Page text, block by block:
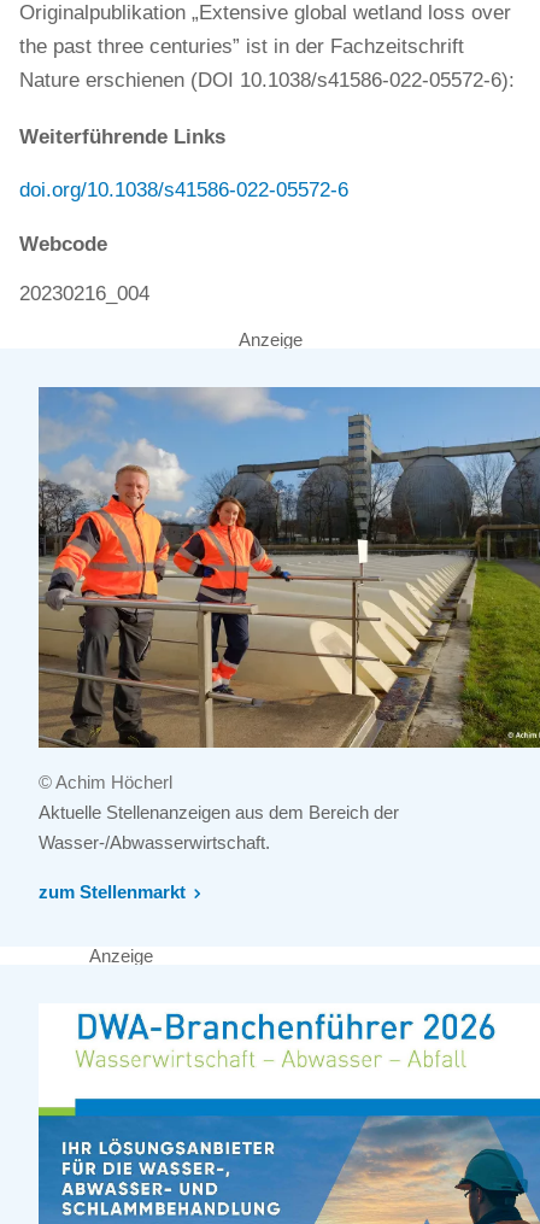
Originalpublikation „Extensive global wetland loss over
the past three centuries” ist in der Fachzeitschrift
Nature erschienen (DOI 10.1038/s41586-022-05572-6):
Weiterführende Links
doi.org/10.1038/s41586-022-05572-6
Webcode
20230216_004
Anzeige
© Achim Höcherl
Aktuelle Stellenanzeigen aus dem Bereich der
Wasser-/Abwasserwirtschaft.
zum Stellenmarkt
Anzeige